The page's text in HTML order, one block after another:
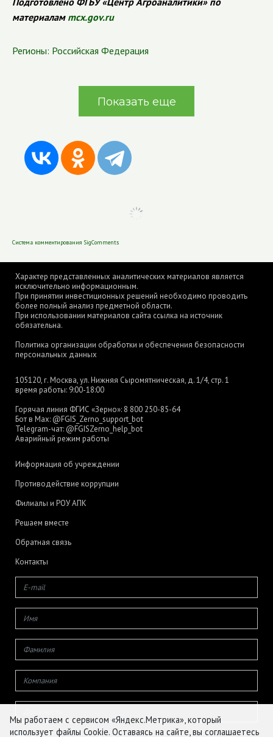
материалам mcx.gov.ru
Регионы: Российская Федерация
Показать еще
Система комментирования SigComments
Характер представленных аналитических материалов является
исключительно информационным.
При принятии инвестиционных решений необходимо проводить
более полный анализ предметной области.
При использовании материалов сайта ссылка на источник
обязательна.
Политика организации обработки и обеспечения безопасности
персональных данных
105120, г. Москва, ул. Нижняя Сыромятническая, д. 1/4, стр. 1
время работы: 9:00-18:00
Горячая линия ФГИС «Зерно»: 8 800 250-85-64
Бот в Max: @FGIS_Zerno_support_bot
Telegram-чат: @FGISZerno_help_bot
Аварийный режим работы
Информация об учреждении
Противодействие коррупции
Филиалы и РОУ АПК
Решаем вместе
Обратная связь
Контакты
Мы работаем с сервисом «Яндекс.Метрика», который
использует файлы Cookie. Оставаясь на сайте, вы соглашаетесь